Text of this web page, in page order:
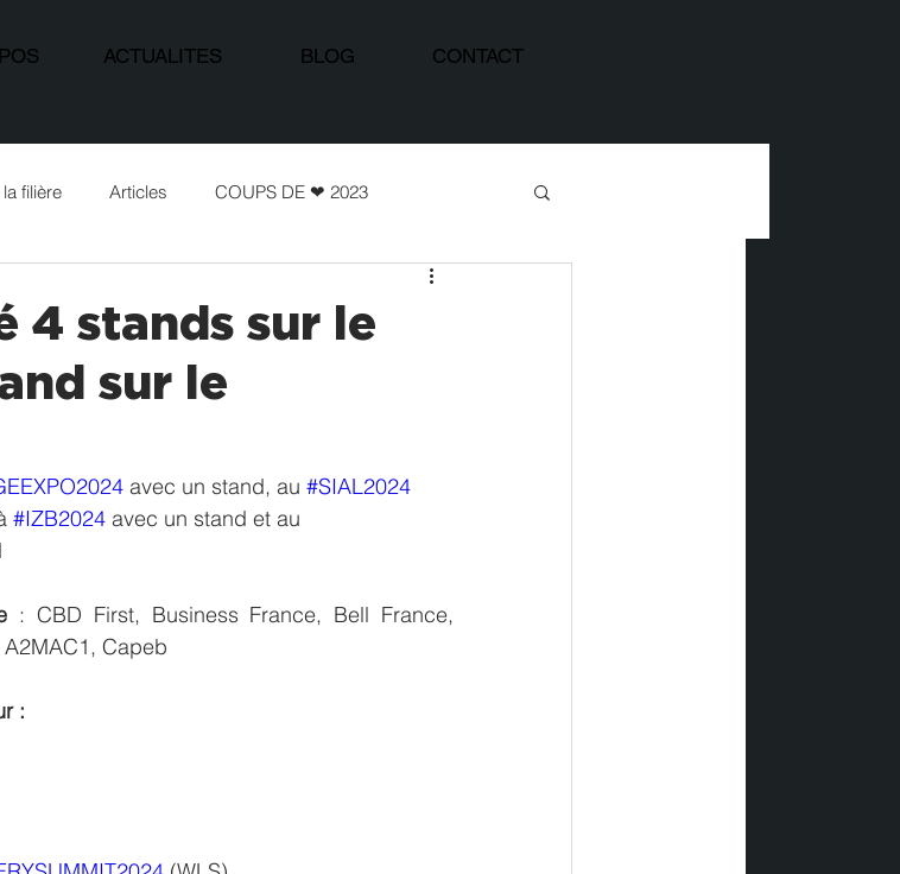
ACTUALITES BLOG CONTACT
filière Articles COUPS DE ❤ 2023
4 stands sur le
sur le
avec un stand, au #SIAL2024
#IZB2024 avec un stand et au
: CBD First, Business France, Bell France,
Capeb
: